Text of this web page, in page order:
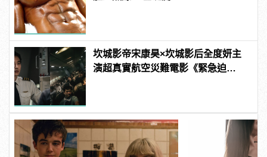
坎城影帝宋康昊×坎城影后全度妍主
演超真實航空災難電影《緊急迫